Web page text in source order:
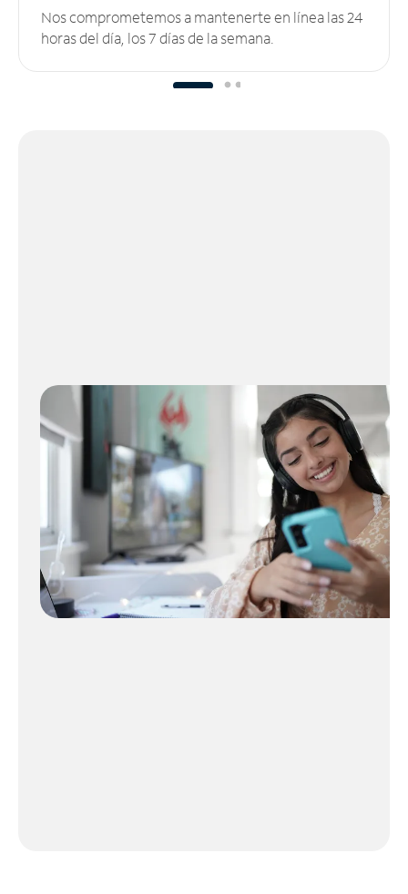
Nos comprometemos a mantenerte en línea las 24
horas del día, los 7 días de la semana.